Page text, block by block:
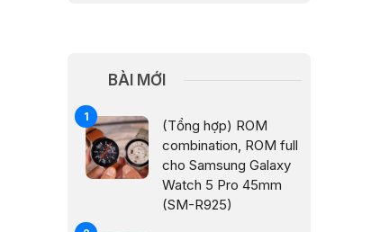
BÀI MỚI
(Tổng hợp) ROM
combination, ROM full
cho Samsung Galaxy
Watch 5 Pro 45mm
(SM-R925)